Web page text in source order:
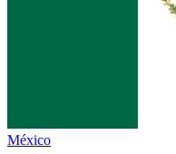
México